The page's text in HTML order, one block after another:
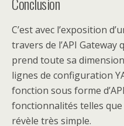
C’est avec l’exposition
travers de l’API
prend toute sa
lignes de configuration
fonction sous forme
fonctionnalités telles que
révèle très simple.